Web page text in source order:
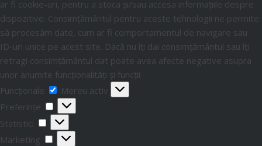
ar fi cookie-uri, pentru a stoca și/sau accesa informațiile despre
dispozitive. Consimțământul pentru aceste tehnologii ne permite
să procesăm date, cum ar fi comportamentul de navigare sau
ID-uri unice pe acest site. Dacă nu îți dai consimțământul sau îți
retragi consimțământul dat poate avea afecte negative asupra
unor anumite funcționalități și funcții.
Funcționale
Mereu activ
Preferințe
Statistici
Marketing